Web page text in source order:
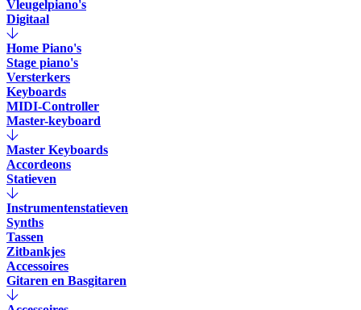
Vleugelpiano's
Digitaal
Home Piano's
Stage piano's
Versterkers
Keyboards
MIDI-Controller
Master-keyboard
Master Keyboards
Accordeons
Statieven
Instrumentenstatieven
Synths
Tassen
Zitbankjes
Accessoires
Gitaren en Basgitaren